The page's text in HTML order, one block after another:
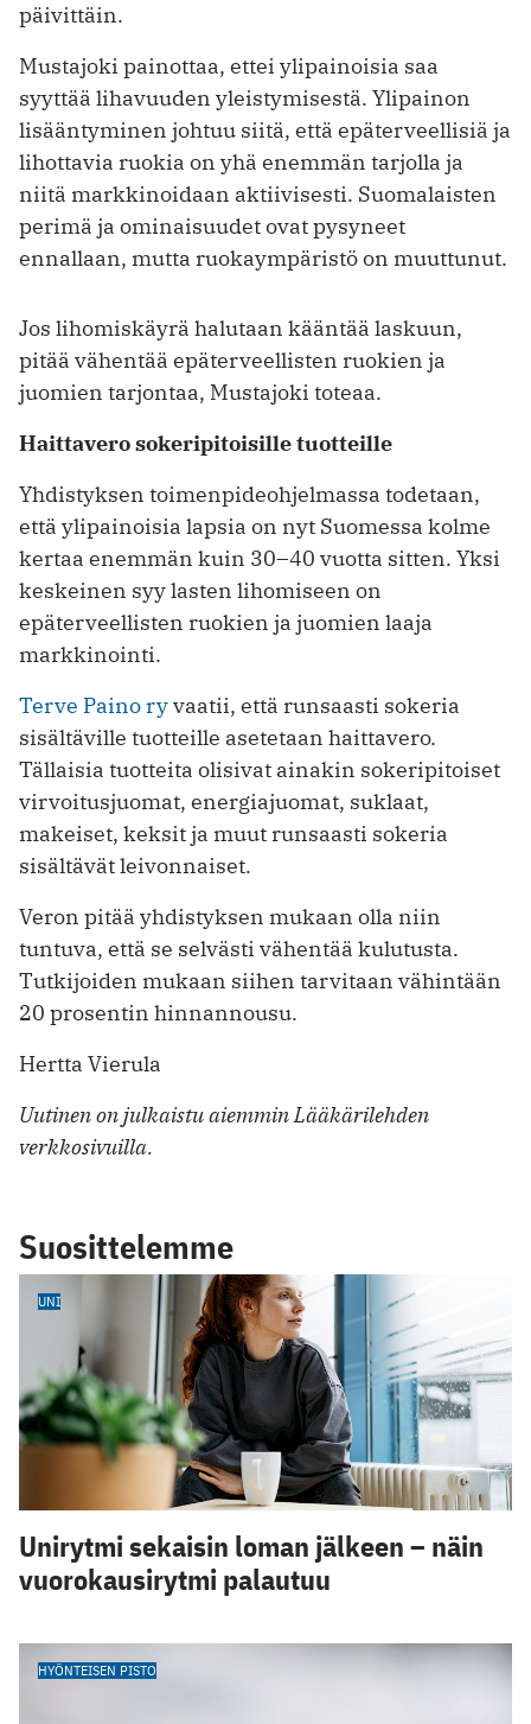
päivittäin.
Mustajoki painottaa, ettei ylipainoisia saa
syyttää lihavuuden yleistymisestä. Ylipainon
lisääntyminen johtuu siitä, että epäterveellisiä ja
lihottavia ruokia on yhä enemmän tarjolla ja
niitä markkinoidaan aktiivisesti. Suomalaisten
perimä ja ominaisuudet ovat pysyneet
ennallaan, mutta ruokaympäristö on muuttunut.
Jos lihomiskäyrä halutaan kääntää laskuun,
pitää vähentää epäterveellisten ruokien ja
juomien tarjontaa, Mustajoki toteaa.
Haittavero sokeripitoisille tuotteille
Yhdistyksen toimenpideohjelmassa todetaan,
että ylipainoisia lapsia on nyt Suomessa kolme
kertaa enemmän kuin 30–40 vuotta sitten. Yksi
keskeinen syy lasten lihomiseen on
epäterveellisten ruokien ja juomien laaja
markkinointi.
Terve Paino ryvaatii, että runsaasti sokeria
sisältäville tuotteille asetetaan haittavero.
Tällaisia tuotteita olisivat ainakin sokeripitoiset
virvoitusjuomat, energiajuomat, suklaat,
makeiset, keksit ja muut runsaasti sokeria
sisältävät leivonnaiset.
Veron pitää yhdistyksen mukaan olla niin
tuntuva, että se selvästi vähentää kulutusta.
Tutkijoiden mukaan siihen tarvitaan vähintään
20 prosentin hinnannousu.
Hertta Vierula
Uutinen on julkaistu aiemmin Lääkärilehden
verkkosivuilla.
Suosittelemme
UNI
Unirytmi sekaisin loman jälkeen – näin
vuorokausirytmi palautuu
HYÖNTEISEN PISTO